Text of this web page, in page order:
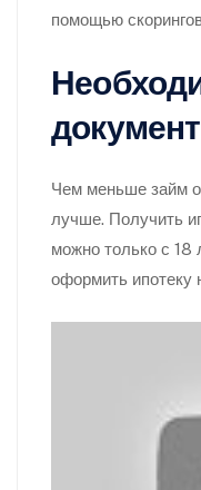
помощью
Чем меньше займ
лучше. Получить
можно только с 18
оформить ипотеку